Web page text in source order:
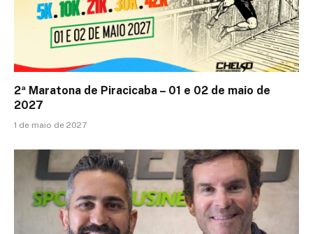
2ª Maratona de Piracicaba – 01 e 02 de maio de
2027
1 de maio de 2027